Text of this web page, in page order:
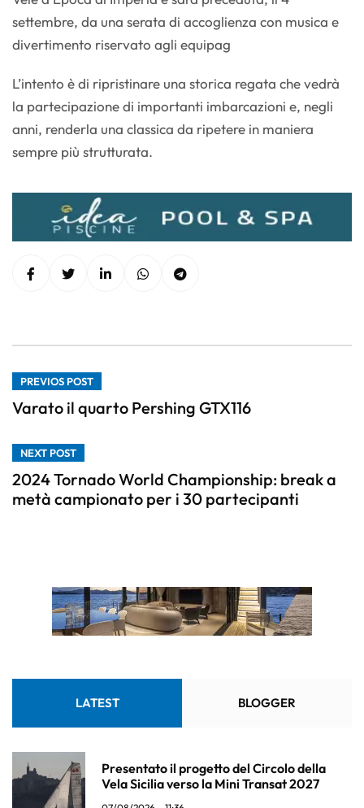
settembre, da una serata di accoglienza con musica e
divertimento riservato agli equipag
L’intento è di ripristinare una storica regata che vedrà
la partecipazione di importanti imbarcazioni e, negli
anni, renderla una classica da ripetere in maniera
sempre più strutturata.
PREVIOS POST
Varato il quarto Pershing GTX116
NEXT POST
2024 Tornado World Championship: break a
metà campionato per i 30 partecipanti
LATEST BLOGGER
Presentato il progetto del Circolo della
Vela Sicilia verso la Mini Transat 2027